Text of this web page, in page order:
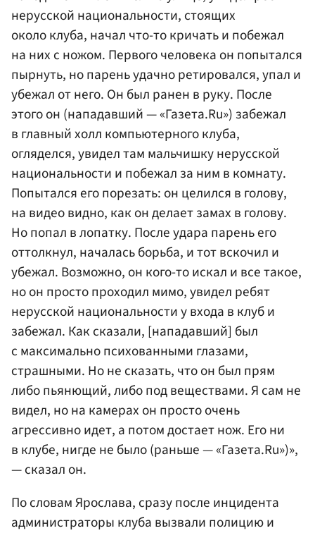
нерусской национальности, стоящих
около клуба, начал что-то кричать и побежал
на них с ножом. Первого человека он попытался
пырнуть, но парень удачно ретировался, упал и
убежал от него. Он был ранен в руку. После
этого он (нападавший — «Газета.Ru») забежал
в главный холл компьютерного клуба,
огляделся, увидел там мальчишку нерусской
национальности и побежал за ним в комнату.
Попытался его порезать: он целился в голову,
на видео видно, как он делает замах в голову.
Но попал в лопатку. После удара парень его
оттолкнул, началась борьба, и тот вскочил и
убежал. Возможно, он кого-то искал и все такое,
но он просто проходил мимо, увидел ребят
нерусской национальности у входа в клуб и
забежал. Как сказали, [нападавший] был
с максимально психованными глазами,
страшными. Но не сказать, что он был прям
либо пьянющий, либо под веществами. Я сам не
видел, но на камерах он просто очень
агрессивно идет, а потом достает нож. Его ни
в клубе, нигде не было (раньше — «Газета.Ru»)»,
— сказал он.
По словам Ярослава, сразу после инцидента
администраторы клуба вызвали полицию и